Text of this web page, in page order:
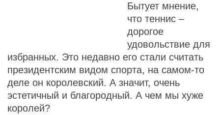
Бытует мнение,
что теннис –
дорогое
удовольствие для
избранных. Это недавно его стали считать
президентским видом спорта, на самом-то
деле он королевский. А значит, очень
эстетичный и благородный. А чем мы хуже
королей?